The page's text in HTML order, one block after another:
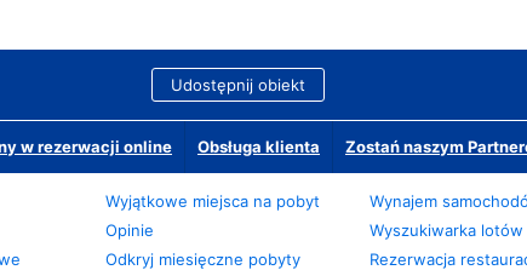
Udostępnij obiekt
w rezerwacji online Obsługa klienta Zostań naszym
Wyjątkowe miejsca na pobyt
Opinie
Odkryj miesięczne pobyty
Wynajem
Wyszukiwarka lotów
Rezerwacja